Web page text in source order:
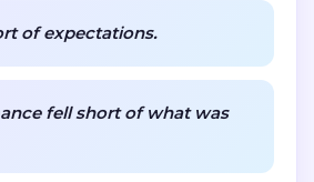
of expectations.
fell short of what was